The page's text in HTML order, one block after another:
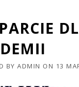
BY ADMIN ON 13